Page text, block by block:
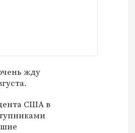
жду
США в